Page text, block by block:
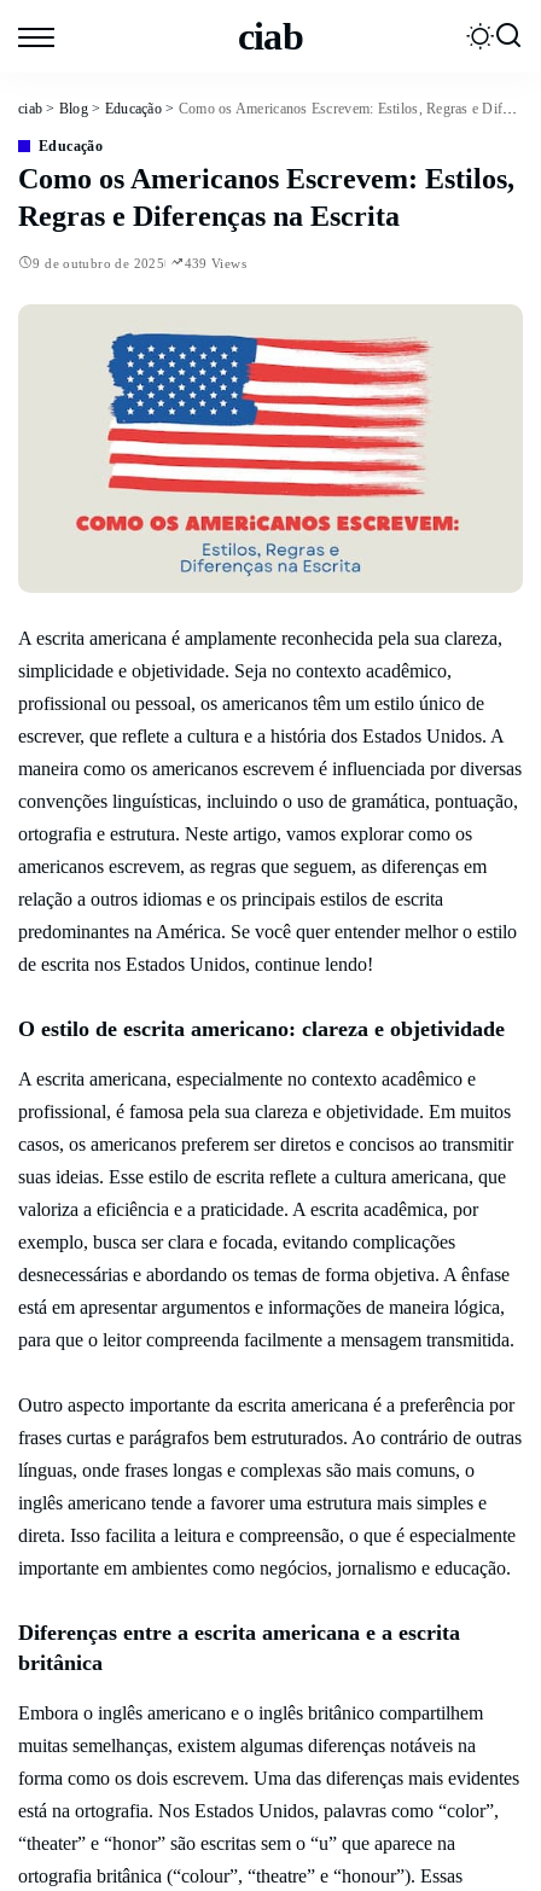
ciab
ciab > Blog > Educação> Como os Americanos Escrevem: Estilos, Regras e Diferenças na Escrita
Educação
Como os Americanos Escrevem: Estilos,
Regras e Diferenças na Escrita
9 de outubro de 2025 439 Views
A escrita americana é amplamente reconhecida pela sua clareza,
simplicidade e objetividade. Seja no contexto acadêmico,
profissional ou pessoal, os americanos têm um estilo único de
escrever, que reflete a cultura e a história dos Estados Unidos. A
maneira como os americanos escrevem é influenciada por diversas
convenções linguísticas, incluindo o uso de gramática, pontuação,
ortografia e estrutura. Neste artigo, vamos explorar como os
americanos escrevem, as regras que seguem, as diferenças em
relação a outros idiomas e os principais estilos de escrita
predominantes na América. Se você quer entender melhor o estilo
de escrita nos Estados Unidos, continue lendo!
O estilo de escrita americano: clareza e objetividade
A escrita americana, especialmente no contexto acadêmico e
profissional, é famosa pela sua clareza e objetividade. Em muitos
casos, os americanos preferem ser diretos e concisos ao transmitir
suas ideias. Esse estilo de escrita reflete a cultura americana, que
valoriza a eficiência e a praticidade. A escrita acadêmica, por
exemplo, busca ser clara e focada, evitando complicações
desnecessárias e abordando os temas de forma objetiva. A ênfase
está em apresentar argumentos e informações de maneira lógica,
para que o leitor compreenda facilmente a mensagem transmitida.
Outro aspecto importante da escrita americana é a preferência por
frases curtas e parágrafos bem estruturados. Ao contrário de outras
línguas, onde frases longas e complexas são mais comuns, o
inglês americano tende a favorer uma estrutura mais simples e
direta. Isso facilita a leitura e compreensão, o que é especialmente
importante em ambientes como negócios, jornalismo e educação.
Diferenças entre a escrita americana e a escrita
britânica
Embora o inglês americano e o inglês britânico compartilhem
muitas semelhanças, existem algumas diferenças notáveis na
forma como os dois escrevem. Uma das diferenças mais evidentes
está na ortografia. Nos Estados Unidos, palavras como “color”,
“theater” e “honor” são escritas sem o “u” que aparece na
ortografia britânica (“colour”, “theatre” e “honour”). Essas